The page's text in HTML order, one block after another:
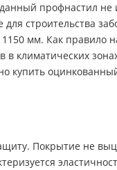
профнастил не
строительства
мм. Как правило
климатических
купить
Покрытие не